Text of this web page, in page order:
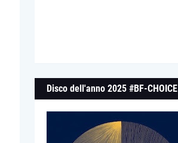
Disco dell'anno 2025 #BF-CHOICE